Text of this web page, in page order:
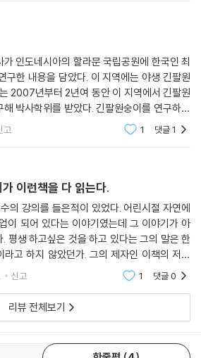
전의 중요성을 널리 알리기 위해 제인 구달
& Shoots)’ 프로그램 한국 지부장 및 생명
고 있으며, 과학자들이 자연 생태계를 대상으로
인들에게 보다 설득력 있게 알릴 수 있는 방
드 대학교 디자인센터에서 생태학과 예술을
하였다.
을 학문적 대상으로 연구하는 것뿐만 아니라
하는 작업에 꾸준한 관심을 갖고
다. 이번에 출간된 『비숲』 또한 지구의 허파
숨 쉬고 생활하며 겪은 자신의 모험담을 현장
만의 사색이 깃든 그림들과 함께 펼쳐 보임으
살아가는 일반인들에게 열대가 지닌 역동적인
개하려는 시도를 담고 있다.
혀 갖춰져 있지 않은 인도네시아의 열대 우림
뛰어든 한국의 생물학자에게 밀림에서의 생활
인도네시아의 할라문 국립공원에 한국인 최
구한 내용을 담았다. 이 지역에는 야생 긴팔원
2007년부터 2년여 동안 이 지역에서 긴팔원
박사학위를 받았다. 긴팔원숭이를 연구하는
기 위해서는 시계를 과거로 돌려 1960년 아프
고 1 댓글1
이런책을 다 읽는다.
의 강의를 들은적이 있었다. 어린시절 자연에
이 되어 있다는 이야기였는데 그 이야기가 아
평생 하고싶은 것을 하고 있다는 그의 말은 한
라고 하지 않았던가. 그의 제자인 이책의 저자
한 아무런 계획도 세우지 말자'라는 말을?신조
신고 1 댓글0
리뷰 전체보기